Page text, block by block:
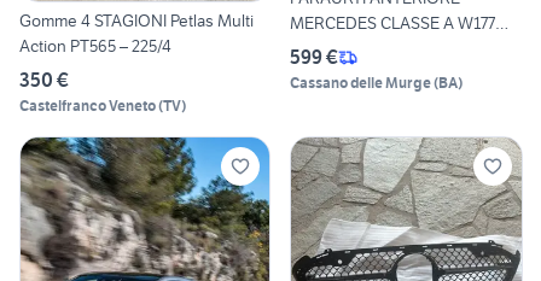
Gomme 4 STAGIONI Petlas Multi
Action PT565 – 225/4
350 €
Castelfranco Veneto(TV)
MERCEDES CLASSE A W177
a45s
599 €
Cassano delle Murge(BA)